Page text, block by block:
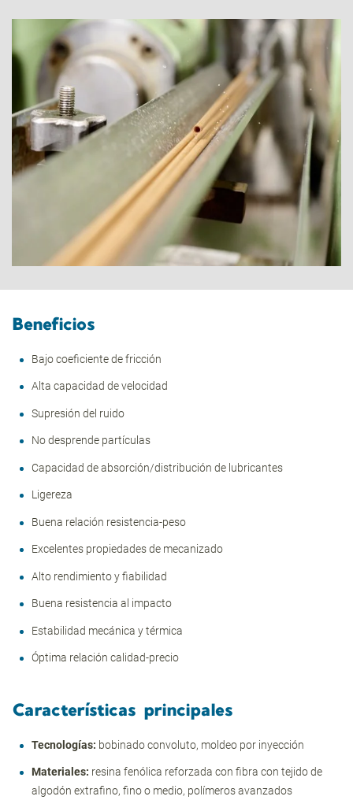
Beneficios
Bajo coeficiente de fricción
Alta capacidad de velocidad
Supresión del ruido
No desprende partículas
Capacidad de absorción/distribución de lubricantes
Ligereza
Buena relación resistencia-peso
Excelentes propiedades de mecanizado
Alto rendimiento y fiabilidad
Buena resistencia al impacto
Estabilidad mecánica y térmica
Óptima relación calidad-precio
Características principales
Tecnologías: bobinado convoluto, moldeo por inyección
Materiales: resina fenólica reforzada con fibra con tejido de
algodón extrafino, fino o medio, polímeros avanzados